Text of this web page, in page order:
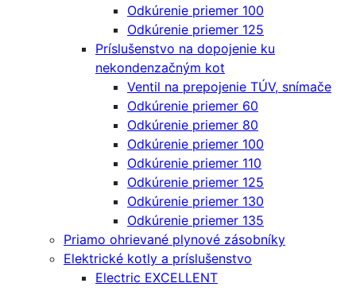
Odkúrenie priemer 100
Odkúrenie priemer 125
Príslušenstvo na dopojenie ku
nekondenzačným kot
Ventil na prepojenie TÚV, snímače
Odkúrenie priemer 60
Odkúrenie priemer 80
Odkúrenie priemer 100
Odkúrenie priemer 110
Odkúrenie priemer 125
Odkúrenie priemer 130
Odkúrenie priemer 135
Priamo ohrievané plynové zásobníky
Elektrické kotly a príslušenstvo
Electric EXCELLENT